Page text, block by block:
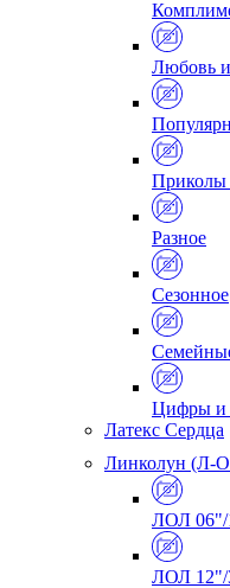
Любовь и
Приколы
Разное
Сезонное
Цифры и
Латекс Сердца
Линколун (Л-
ЛОЛ 06"/
ЛОЛ 12"/